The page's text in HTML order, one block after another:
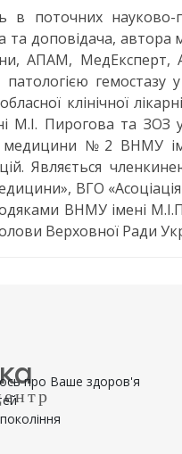
в поточних науково-
та доповідача, автора
АПАМ, МедЕксперт,
гемостазу
клінічної
М.І. Пирогова та ЗОЗ
медицини №2 ВНМУ
Являється
ВГО
ВНМУ імені
Верховної Ради
про Ваше здоров'я